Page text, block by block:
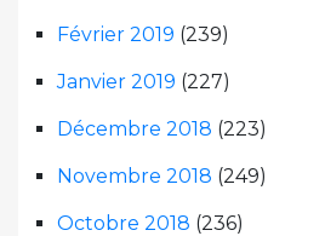
Février 2019 (239)
Janvier 2019 (227)
Décembre 2018 (223)
Novembre 2018 (249)
Octobre 2018 (236)